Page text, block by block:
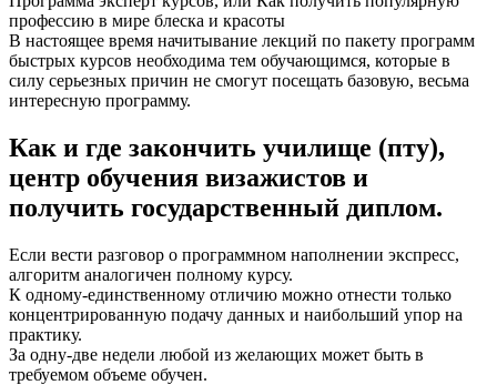
профессию в мире блеска и красоты
В настоящее время начитывание лекций по пакету программ
быстрых курсов необходима тем обучающимся, которые в
силу серьезных причин не смогут посещать базовую, весьма
интересную программу.
Как и где закончить училище (пту),
центр обучения визажистов и
получить государственный диплом.
Если вести разговор о программном наполнении экспресс,
алгоритм аналогичен полному курсу.
К одному-единственному отличию можно отнести только
концентрированную подачу данных и наибольший упор на
практику.
За одну-две недели любой из желающих может быть в
требуемом объеме обучен.